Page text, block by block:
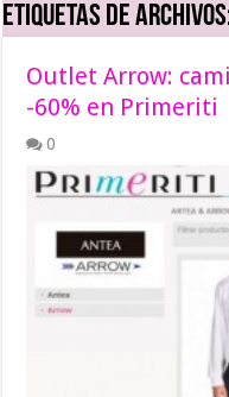
Etiquetas de
Outlet Arrow:
-60% en Primeriti
0